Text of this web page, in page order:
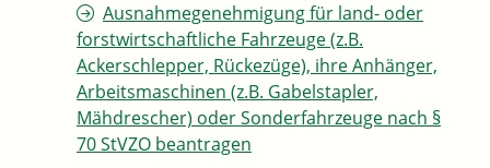
Ausnahmegenehmigung für land- oder
forstwirtschaftliche Fahrzeuge (z.B.
Ackerschlepper, Rückezüge), ihre Anhänger,
Arbeitsmaschinen (z.B. Gabelstapler,
Mähdrescher) oder Sonderfahrzeuge nach §
70 StVZO beantragen